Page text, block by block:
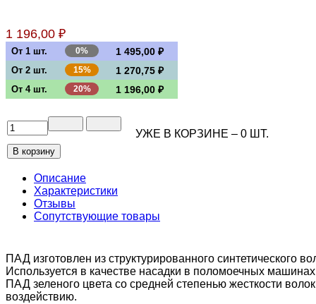
1 196,00 ₽
От 1 шт. 0% 1 495,00 ₽
От 2 шт. 15% 1 270,75 ₽
От 4 шт. 20% 1 196,00 ₽
УЖЕ В КОРЗИНЕ – 0 ШТ.
Описание
Характеристики
Отзывы
Сопутствующие товары
ПАД изготовлен из структурированного синтетического
Используется в качестве насадки в поломоечных
ПАД зеленого цвета со средней степенью жесткости
воздействию.